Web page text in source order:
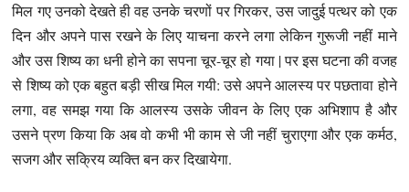
मिल गए उनको देखते ही वह उनके चरणों पर गिरकर, उस जादुई पत्थर को एक
दिन और अपने पास रखने के लिए याचना करने लगा लेकिन गुरूजी नहीं माने
और उस शिष्य का धनी होने का सपना चूर-चूर हो गया | पर इस घटना की वजह
से शिष्य को एक बहुत बड़ी सीख मिल गयी: उसे अपने आलस्य पर पछतावा होने
लगा, वह समझ गया कि आलस्य उसके जीवन के लिए एक अभिशाप है और
उसने प्रण किया कि अब वो कभी भी काम से जी नहीं चुराएगा और एक कर्मठ,
सजग और सक्रिय व्यक्ति बन कर दिखायेगा.